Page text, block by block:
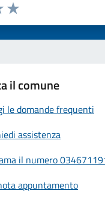
la pagina
Valuta 5 stelle su 5
4 stelle su 5
stelle su 5
su 5
su 5
il comune
le domande frequenti
assistenza
il numero
appuntamento